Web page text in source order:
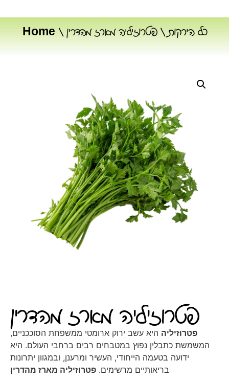
Home/ כל הירקות/ פטרוזיליה מארז מהדרין
פטרוזיליה מארז מהדרין
פטרוזיליה היא עשב ירוק ארומטי ממשפחת הסוככניים,
המשמשת כתבלין נפוץ במטבחים רבים ברחבי העולם. היא
ידועה בטעמה הייחודי, העשיר ומרענן, ובמגוון יתרונות
בריאותיים מרשימים. פטרוזיליה מארז מהדרין